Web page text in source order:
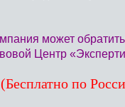
может
Центр
по